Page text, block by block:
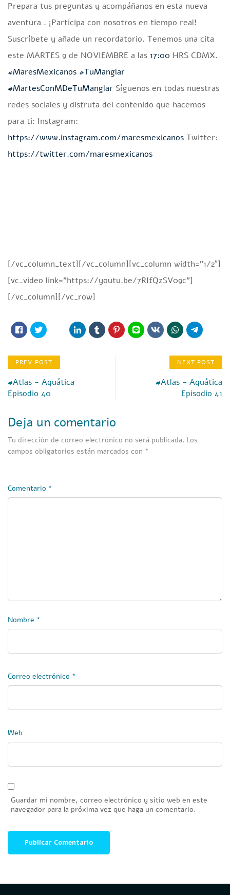
Prepara tus preguntas y acompáñanos en esta nueva
aventura . ¡Participa con nosotros en tiempo real!
Suscríbete y añade un recordatorio. Tenemos una cita
este MARTES 9 de NOVIEMBRE a las 17:00 HRS CDMX.
#MaresMexicanos #TuManglar
#MartesConMDeTuManglar Síguenos en todas nuestras
redes sociales y disfruta del contenido que hacemos
para ti: ️Instagram:
https://www.instagram.com/maresmexicanos ️Twitter:
https://twitter.com/maresmexicanos
[/vc_column_text][/vc_column][vc_column width=”1/2″]
[vc_video link=”https://youtu.be/7RIfQzSV09c”]
[/vc_column][/vc_row]
PREV POST
#Atlas - Aquática
Episodio 40
NEXT POST
#Atlas - Aquática
Episodio 41
Deja un comentario
Tu dirección de correo electrónico no será publicada. Los
campos obligatorios están marcados con *
Comentario *
Nombre *
Correo electrónico *
Web
Guardar mi nombre, correo electrónico y sitio web en este
navegador para la próxima vez que haga un comentario.